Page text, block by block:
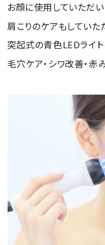
お顔に使用していただい
肩こりのケアもしていた
突起式の青色LEDライト
毛穴ケア・シワ改善・赤